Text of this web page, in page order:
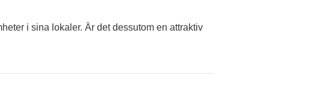
i sina lokaler. Är det dessutom en attraktiv